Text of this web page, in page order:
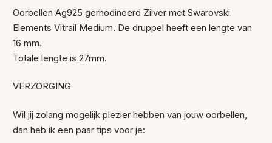
Oorbellen Ag925 gerhodineerd Zilver met Swarovski
Elements Vitrail Medium. De druppel heeft een lengte van
16 mm.
Totale lengte is 27mm.
VERZORGING
Wil jij zolang mogelijk plezier hebben van jouw oorbellen,
dan heb ik een paar tips voor je: